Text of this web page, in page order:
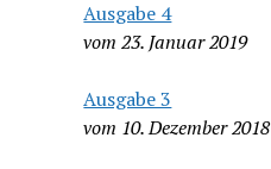
Ausgabe 4
vom 23. Januar 2019
Ausgabe 3
vom 10. Dezember 2018